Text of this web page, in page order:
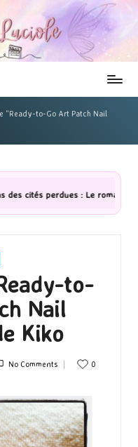
“Ready-to-Go Art Patch Nail
perdues : Le roman graphique
to-
Nail
Kiko
No Comments 0